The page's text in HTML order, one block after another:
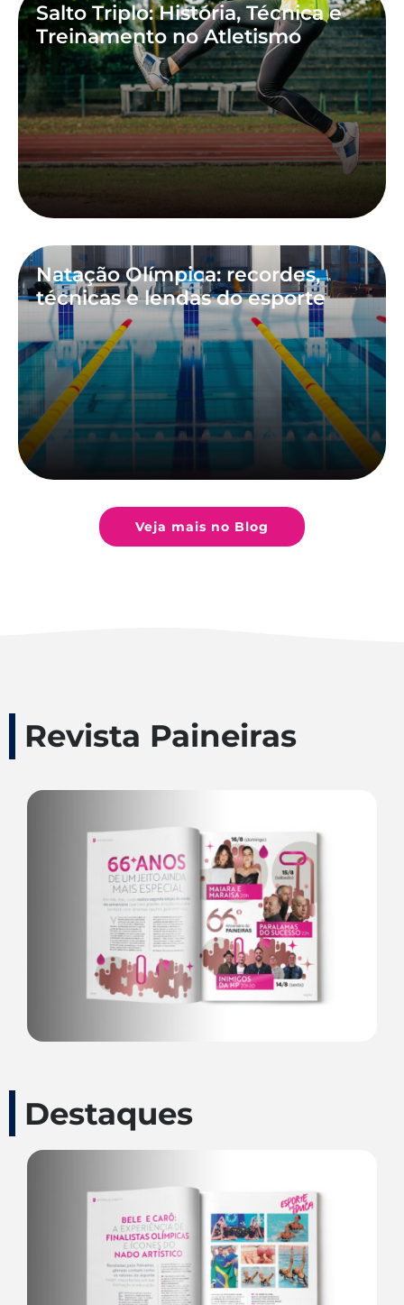
Salto Triplo: História, Técnica e
Treinamento no Atletismo
Natação Olímpica: recordes,
técnicas e lendas do esporte
Veja mais no Blog
Revista Paineiras
Destaques